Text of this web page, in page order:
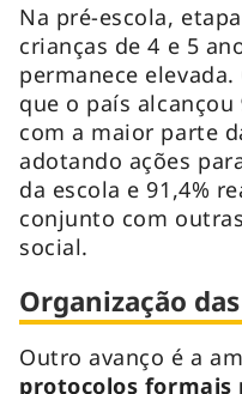
Na pré-escola,
crianças de 4 e 5
permanece
que o país alcançou
com a maior parte
adotando ações
da escola e 91,4%
conjunto com
social.
Organização
Outro avanço é a
protocolos formais